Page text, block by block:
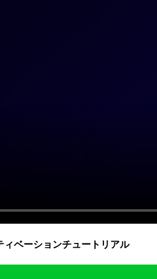
ベーションチュートリアル